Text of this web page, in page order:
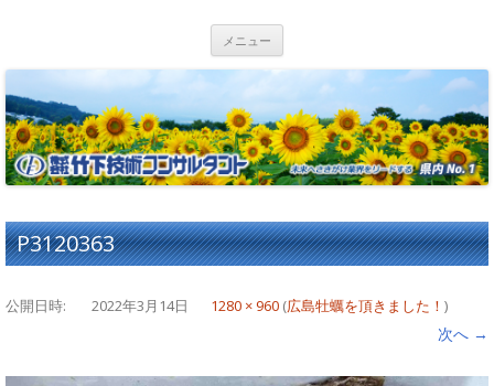
メニュー
P3120363
公開日時: 2022年3月14日 1280 × 960 (広島牡蠣を頂きました！ )
次へ →